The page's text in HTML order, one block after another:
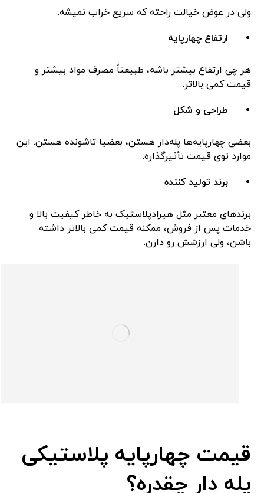
ولی در عوض خیالت راحته که سریع خراب نمیشه.
ارتفاع چهارپایه
هر چی ارتفاع بیشتر باشه، طبیعتاً مصرف مواد بیشتر و
قیمت کمی بالاتر.
طراحی و شکل
بعضی چهارپایه‌ها پله‌دار هستن، بعضیا تاشونده هستن. این
موارد توی قیمت تأثیرگذاره.
برند تولید کننده
برندهای معتبر مثل هیرادپلاستیک به خاطر کیفیت بالا و
خدمات پس از فروش، ممکنه قیمت کمی بالاتر داشته
باشن، ولی ارزشش رو دارن.
قیمت چهارپایه پلاستیکی
پله دار چقدره؟